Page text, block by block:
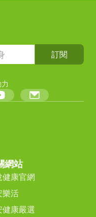
訂閱
網站
健康官網
樂活
健康嚴選